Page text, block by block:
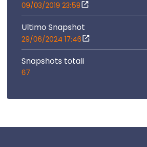
09/03/2019 23:59
Ultimo Snapshot
29/06/2024 17:46
Snapshots totali
67